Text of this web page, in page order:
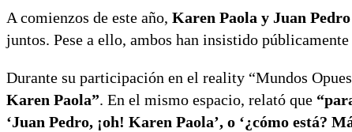
A comienzos de este año, Karen Paola y Juan
juntos. Pese a ello, ambos han insistido
Durante su participación en el reality “Mundos
Karen Paola”. En el mismo espacio, relató que
‘Juan Pedro, ¡oh! Karen Paola’, o ‘¿cómo está?